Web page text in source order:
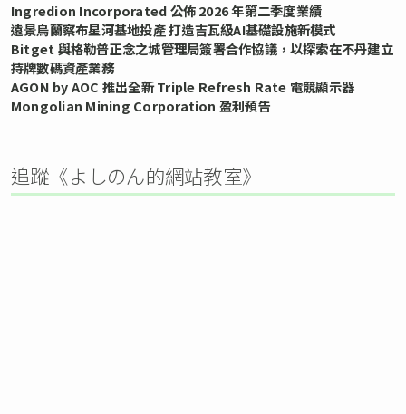
Ingredion Incorporated 公佈 2026 年第二季度業績
遠景烏蘭察布星河基地投產 打造吉瓦級AI基礎設施新模式
Bitget 與格勒普正念之城管理局簽署合作協議，以探索在不丹建立
持牌數碼資產業務
AGON by AOC 推出全新 Triple Refresh Rate 電競顯示器
Mongolian Mining Corporation 盈利預告
追蹤《よしのん的網站教室》